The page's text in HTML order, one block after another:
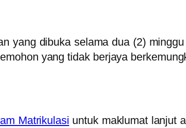
yang dibuka selama dua (2)
yang tidak berjaya
Matrikulasi untuk maklumat lanjut